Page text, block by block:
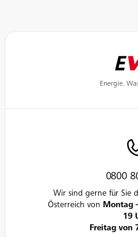
Energie.
0800
Wir sind gerne für Sie
Österreich von Montag
19
Freitag von